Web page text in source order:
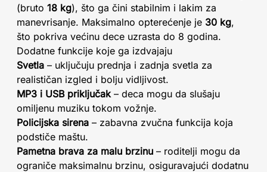
(bruto 18 kg), što ga čini stabilnim i lakim za
manevrisanje. Maksimalno opterećenje je 30 kg,
što pokriva većinu dece uzrasta do 8 godina.
Dodatne funkcije koje ga izdvajaju
Svetla – uključuju prednja i zadnja svetla za
realističan izgled i bolju vidljivost.
MP3 i USB priključak– deca mogu da slušaju
omiljenu muziku tokom vožnje.
Policijska sirena – zabavna zvučna funkcija koja
podstiče maštu.
Pametna brava za malu brzinu – roditelji mogu da
ograniče maksimalnu brzinu, osiguravajući dodatnu